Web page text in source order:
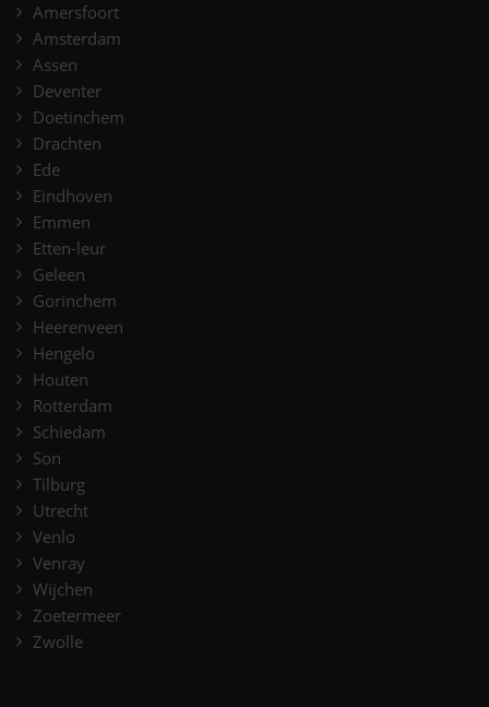
Amersfoort
Amsterdam
Assen
Deventer
Doetinchem
Drachten
Ede
Eindhoven
Emmen
Etten-leur
Geleen
Gorinchem
Heerenveen
Hengelo
Houten
Rotterdam
Schiedam
Son
Tilburg
Utrecht
Venlo
Venray
Wijchen
Zoetermeer
Zwolle